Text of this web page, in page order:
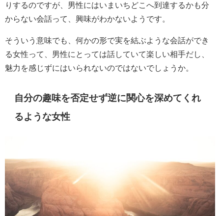
りするのですが、男性にはいまいちどこへ到達するかも分
からない会話って、興味がわかないようです。
そういう意味でも、何かの形で実を結ぶような会話ができ
る女性って、男性にとっては話していて楽しい相手だし、
魅力を感じずにはいられないのではないでしょうか。
自分の趣味を否定せず逆に関心を深めてくれ
るような女性